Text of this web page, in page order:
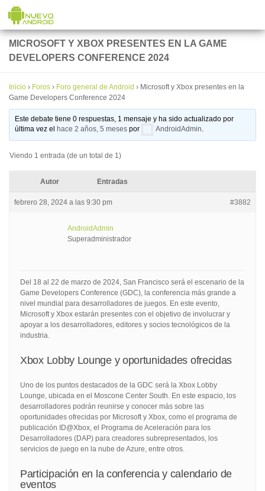
Saltar al contenido
MICROSOFT Y XBOX PRESENTES EN LA GAME
DEVELOPERS CONFERENCE 2024
Inicio › Foros › Foro general de Android › Microsoft y Xbox presentes en la
Game Developers Conference 2024
Este debate tiene 0 respuestas, 1 mensaje y ha sido actualizado por
última vez el
hace 2 años, 5 meses por AndroidAdmin.
Viendo 1 entrada (de un total de 1)
Autor Entradas
febrero 28, 2024 a las 9:30 pm #3882
AndroidAdmin
Superadministrador
Del 18 al 22 de marzo de 2024, San Francisco será el escenario de la
Game Developers Conference (GDC), la conferencia más grande a
nivel mundial para desarrolladores de juegos. En este evento,
Microsoft y Xbox estarán presentes con el objetivo de involucrar y
apoyar a los desarrolladores, editores y socios tecnológicos de la
industria.
Xbox Lobby Lounge y oportunidades ofrecidas
Uno de los puntos destacados de la GDC será la Xbox Lobby
Lounge, ubicada en el Moscone Center South. En este espacio, los
desarrolladores podrán reunirse y conocer más sobre las
oportunidades ofrecidas por Microsoft y Xbox, como el programa de
publicación ID@Xbox, el Programa de Aceleración para los
Desarrolladores (DAP) para creadores subrepresentados, los
servicios de juego en la nube de Azure, entre otros.
Participación en la conferencia y calendario de
eventos